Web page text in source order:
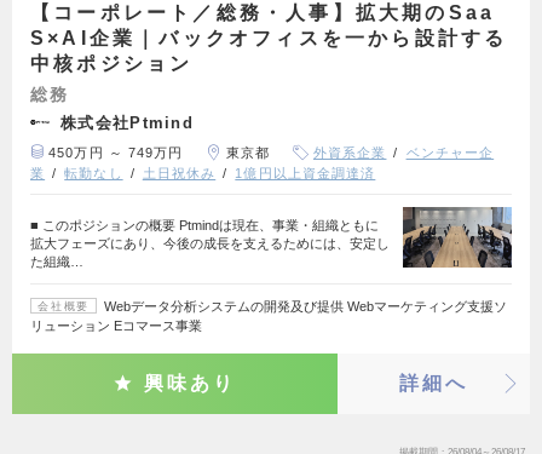
【コーポレート／総務・人事】拡大期のSaa
S×AI企業｜バックオフィスを一から設計する
中核ポジション
総務
株式会社Ptmind
450万円 ～ 749万円 東京都 外資系企業
ベンチャー企
業
転勤なし 土日祝休み 1億円以上資金調達済
■ このポジションの概要 Ptmindは現在、事業・組織ともに
拡大フェーズにあり、今後の成長を支えるためには、安定し
た組織…
会社概要
Webデータ分析システムの開発及び提供 Webマーケティング支援ソ
リューション Eコマース事業
興味あり 詳細へ